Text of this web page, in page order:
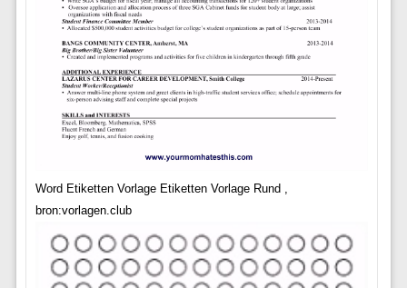
Word Etiketten Vorlage Etiketten Vorlage Rund ,
bron:vorlagen.club